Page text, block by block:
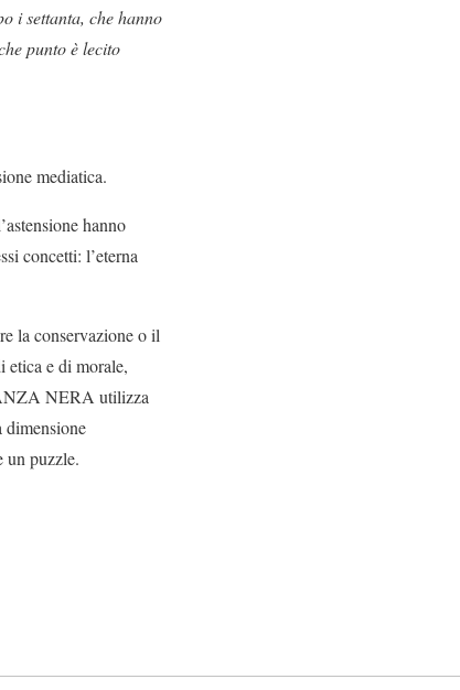
i settanta, che hanno
punto è lecito
mediatica.
hanno
concetti: l’eterna
la conservazione o il
etica e di morale,
NERA utilizza
dimensione
un puzzle.